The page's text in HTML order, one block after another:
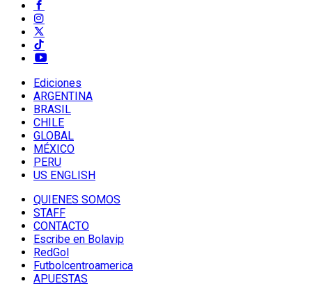
Ediciones
ARGENTINA
BRASIL
CHILE
GLOBAL
MÉXICO
PERU
US ENGLISH
QUIENES SOMOS
STAFF
CONTACTO
Escribe en Bolavip
RedGol
Futbolcentroamerica
APUESTAS